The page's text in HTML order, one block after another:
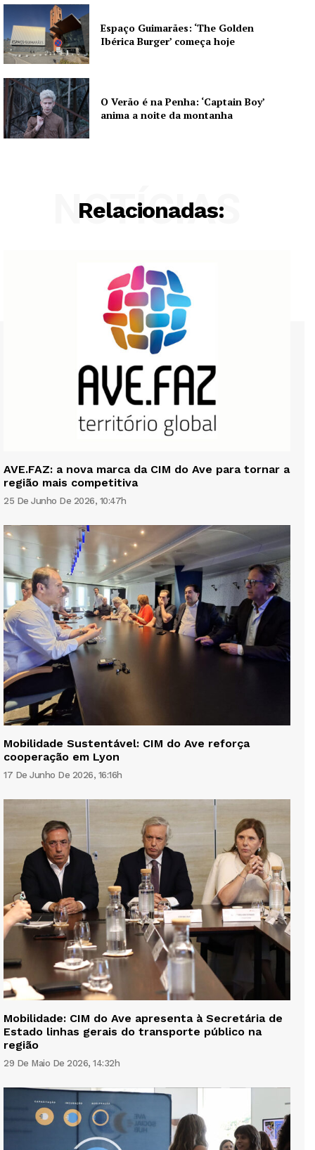
Espaço Guimarães: ‘The Golden
Ibérica Burger’ começa hoje
O Verão é na Penha: ‘Captain Boy’
anima a noite da montanha
Relacionadas:
NOTÍCIAS
AVE.FAZ: a nova marca da CIM do Ave para tornar a
região mais competitiva
25 De Junho De 2026, 10:47h
Mobilidade Sustentável: CIM do Ave reforça
cooperação em Lyon
17 De Junho De 2026, 16:16h
Mobilidade: CIM do Ave apresenta à Secretária de
Estado linhas gerais do transporte público na
região
29 De Maio De 2026, 14:32h